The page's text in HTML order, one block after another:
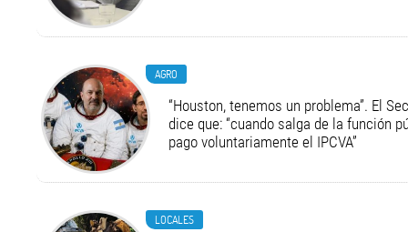
AGRO
“Houston, tenemos un problema”. El
dice que: “cuando salga de la función
pago voluntariamente el IPCVA”
LOCALES